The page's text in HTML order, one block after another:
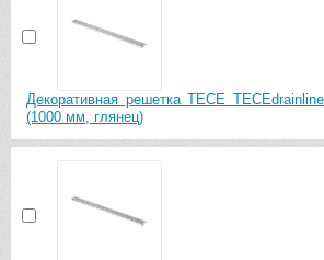
Декоративная решетка TECE
(1000 мм, глянец)